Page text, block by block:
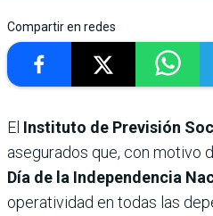
Compartir en redes
El Instituto de Previsión
asegurados que, con motivo
Día de la Independencia
operatividad en todas las